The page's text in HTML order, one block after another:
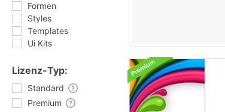
Formen
Styles
Templates
Ui Kits
Lizenz-Typ:
Standard
Premium